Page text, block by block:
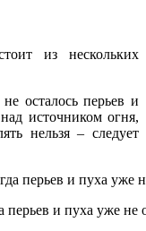
из нескольких
осталось перьев и
источником огня,
нельзя – следует
и пуха уже не